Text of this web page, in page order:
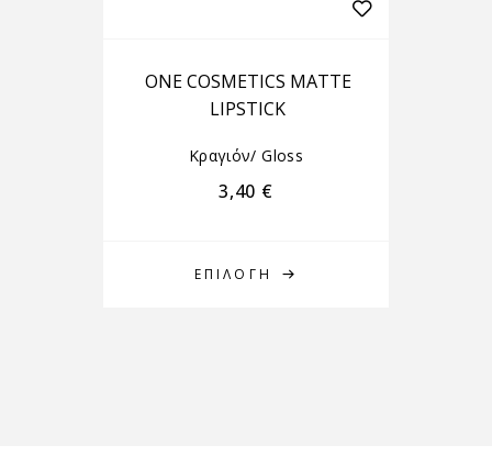
ΕΠΙΛΟΓΉ
ONE COSMETICS MATTE
LIPSTICK
Κραγιόν/ Gloss
3,40 €